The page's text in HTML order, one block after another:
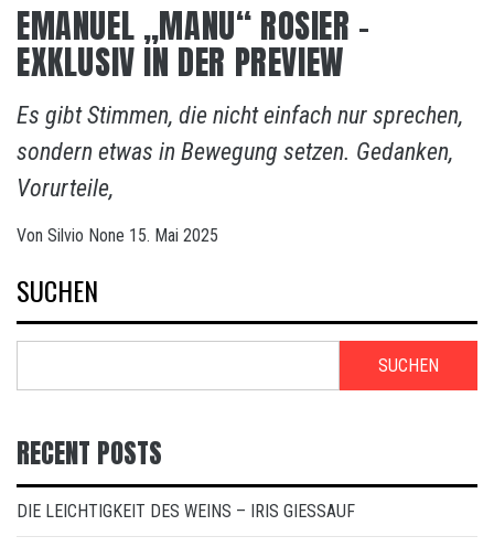
EMANUEL „MANU“ ROSIER –
EXKLUSIV IN DER PREVIEW
Es gibt Stimmen, die nicht einfach nur sprechen,
sondern etwas in Bewegung setzen. Gedanken,
Vorurteile,
Von Silvio None 15. Mai 2025
SUCHEN
SUCHEN
RECENT POSTS
DIE LEICHTIGKEIT DES WEINS – IRIS GIESSAUF